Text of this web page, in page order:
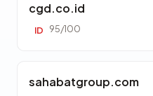
cgd.co.id
ID 95/100
sahabatgroup.com